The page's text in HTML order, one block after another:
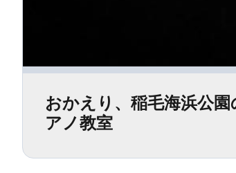
おかえり、稲毛海浜公
アノ教室